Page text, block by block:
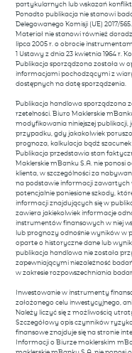
partykularnych lub wskazań
Ponadto publikacja nie stanowi
Delegowanego Komisji (UE) 2017/565.
Materiał nie stanowi również
lipca 2005 r. o obrocie
1 Ustawy z dnia 23 kwietnia 1964 r.
Publikacja sporządzona została w
informacjami pochodzącymi z
dostępnych na datę sporządzenia.
Publikacja handlowa sporządzona
rzetelności. Biuro Maklerskie
modyfikowania niniejszej
przypadku, gdy jakakolwiek
prognoza, kalkulacja bądź
Publikacja przedstawia stan
Maklerskie mBanku S.A. nie ponosi
klienta, w szczególności za
na podstawie informacji zawartych
potencjalnie poniesione szkody,
informacji znajdujących się w
zawiera jakiekolwiek informacje
instrumentów finansowych w niej
lub prognozy odnośnie wyników w
oparte o historyczne dane lub
publikacja handlowa nie została
zapewniającymi niezależność
w zakresie rozpowszechniania
Inwestowanie w instrumenty
założonego celu inwestycyjnego,
Należy liczyć się z możliwością
Szczegółowy opis czynników
finansowe znajduje się na stronie
Informacji o Biurze maklerskim